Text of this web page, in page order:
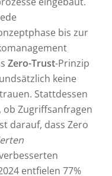
bis zur
Zero-Trust-Prinzip
keine
Stattdessen
Zugriffsanfragen
darauf, dass Zero
entfielen 77%